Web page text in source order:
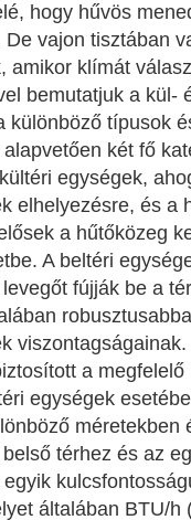
hogy hűvös
vajon tisztában
amikor klímát
bemutatjuk a kül-
különböző típusok
két fő
egységek,
elhelyezésre, és a
a hűtőközeg
A beltéri
fújják be a
a
egységek
méretekben
térhez és az
általában BTU/